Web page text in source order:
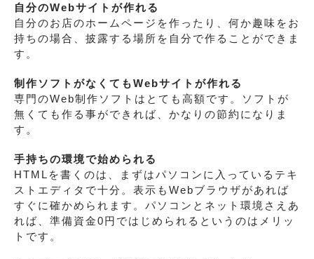
自分のWebサイトが作れる
自分のお店のホームページを作ったり、何か趣味をお
持ちの場合、披露する場所を自分で作ることができま
す。
制作ソフトがなくてもWebサイトが作れる
専門のWeb制作ソフトはとても高額です。ソフトが
無くても作る事ができれば、かなりの節約になりま
す。
手持ちの環境で始められる
HTMLを書くのは、まずはパソコンに入っているテキ
ストエディタで十分。表示もWebブラウザがあれば
すぐに確かめられます。パソコンとネット環境さえあ
れば、準備資金0円ではじめられるというのはメリッ
トです。